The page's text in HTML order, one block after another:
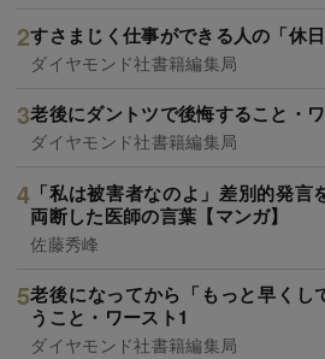
すさまじく仕事ができる人の「休
ダイヤモンド社書籍編集局
老後にダントツで後悔すること・
ダイヤモンド社書籍編集局
「私は被害者なのよ」差別的発
両断した医師の言葉【マンガ】
佐藤秀峰
老後になってから「もっと早くし
うこと・ワースト1
ダイヤモンド社書籍編集局